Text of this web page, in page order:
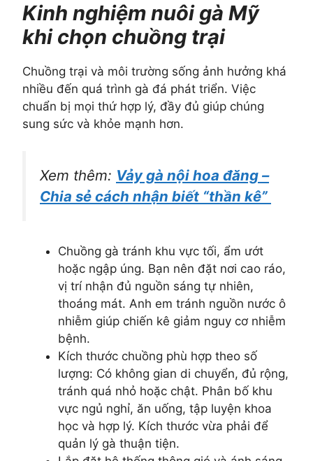
Kinh nghiệm nuôi gà Mỹ
khi chọn chuồng trại
Chuồng trại và môi trường sống ảnh hưởng khá
nhiều đến quá trình gà đá phát triển. Việc
chuẩn bị mọi thứ hợp lý, đầy đủ giúp chúng
sung sức và khỏe mạnh hơn.
Xem thêm: Vảy gà nội hoa đăng –
Chia sẻ cách nhận biết “thần kê”
Chuồng gà tránh khu vực tối, ẩm ướt
hoặc ngập úng. Bạn nên đặt nơi cao ráo,
vị trí nhận đủ nguồn sáng tự nhiên,
thoáng mát. Anh em tránh nguồn nước ô
nhiễm giúp chiến kê giảm nguy cơ nhiễm
bệnh.
Kích thước chuồng phù hợp theo số
lượng: Có không gian di chuyển, đủ rộng,
tránh quá nhỏ hoặc chật. Phân bố khu
vực ngủ nghỉ, ăn uống, tập luyện khoa
học và hợp lý. Kích thước vừa phải để
quản lý gà thuận tiện.